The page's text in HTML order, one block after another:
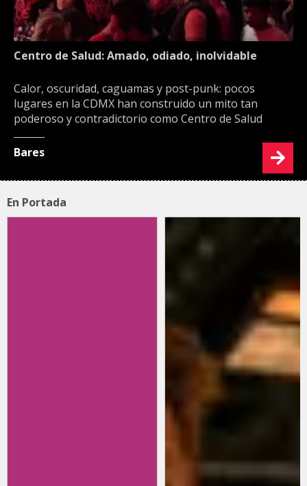
Centro de Salud: Amado, odiado, inolvidable
Calor, oscuridad, caguamas y post-punk: pocos
lugares en la CDMX han construido un mito tan
poderoso y contradictorio como Centro de Salud
Bares
En Portada